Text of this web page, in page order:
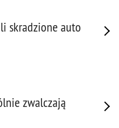
skradzione auto
zwalczają